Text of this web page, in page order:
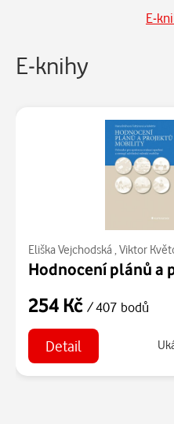
E-
E-knihy
Eliška Vejchodská , Viktor
254 Kč / 407 bodů
Detail